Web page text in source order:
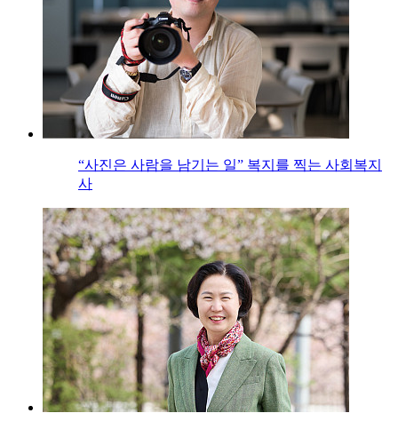
“사진은 사람을 남기는 일” 복지를 찍는 사회복지
사